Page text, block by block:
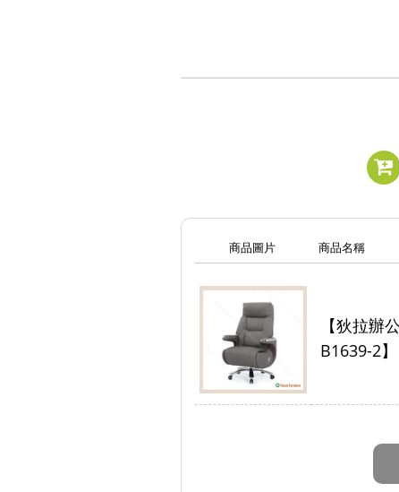
商品圖片 商品名稱
【狄拉辦
B1639-2】